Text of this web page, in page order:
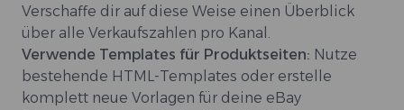
Verschaffe dir auf diese Weise einen Überblick
über alle Verkaufszahlen pro Kanal.
Verwende Templates für Produktseiten: Nutze
bestehende HTML-Templates oder erstelle
komplett neue Vorlagen für deine eBay